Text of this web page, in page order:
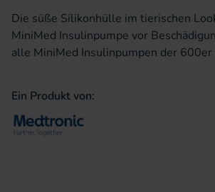
Die süße Silikonhülle im tierischen
MiniMed Insulinpumpe vor
alle MiniMed Insulinpumpen der
Ein Produkt von: